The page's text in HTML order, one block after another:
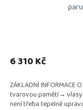
6 310 Kč
ZÁKLADNÍ INFORMACE
tvarovou pamětí→
není třeba tepelně